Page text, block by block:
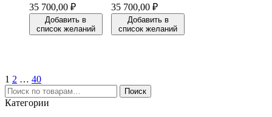
35 700,00 ₽
Добавить в
список желаний
35 700,00₽
Добавить в
список желаний
1 2 … 40
Искать:
Поиск
Категории